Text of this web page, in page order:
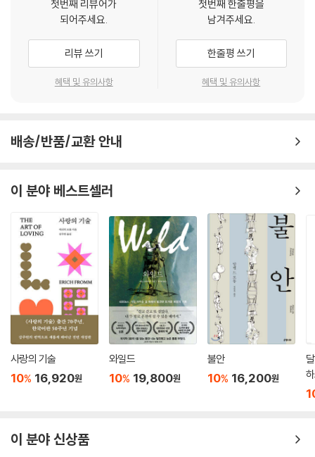
나 좋으랴! 나는 우리가 서로 이해하고 있다고 믿는다. 휴식을 모르는 우리
의 예민한 신경은 메시지를 보내고 응답할 능력이 있다고 믿는다. 그러니
우리는 말하지 않고도 몇 킬로미터의 거리를 뛰어넘어 우리의 고통과 희망
을 이야기할 수 있으리라.
--- p.46~47
그 모든 것은 가면이자 위장에 불과하다. 실제로 인간이 두려워하는 대상
던진 경험이 있는 사람은, 그렇게 큰 믿음을 경험하고 운명을 철저히 믿어
본 사람은 두려움에서 벗어날 수 있다. 그는 지상의 법칙을 버리고 우주에
자신을 던져 전체의 흐름에 몸을 맡길 것이다.
--- p.66~67
절제의 습관은 작은 기쁨을 맛볼 수 있는 능력과 내적으로 연결되어 있다.
이런 능력은 누구에게나 선천적으로 있다. 하지만 그 능력을 발휘하려면
현대 생활이 왜곡하고 없애버린 적당한 명랑함, 사랑, 서정성이 필요하다.
주로 가난한 사람에게 선물로 주어지는 그런 작은 기쁨들은 눈에 보이지
않을뿐더러 일상의 곳곳에 무수하게 흩어져 있어서 일에 파묻혀 사는 수많
은 사람의 둔감한 감성으로는 거의 느끼지 못할 정도가 되었다.
--- p.107
중요한 존재로 착각한 데서 비롯되었다. 인간의 삶은 새나 개미의 삶보다
유난히 더 힘든 게 아니라 오히려 더 수월하고 아름답다는 걸 알아야 한다.
첫번째 리뷰어가
되어주세요.
리뷰 쓰기
혜택 및 유의사항
첫번째 한줄평을
남겨주세요.
한줄평 쓰기
혜택 및 유의사항
배송/반품/교환 안내
이 분야 베스트셀러
사랑의 기술
10% 16,920원
와일드
10% 19,800원
불안
10% 16,200원
이 분야 신상품